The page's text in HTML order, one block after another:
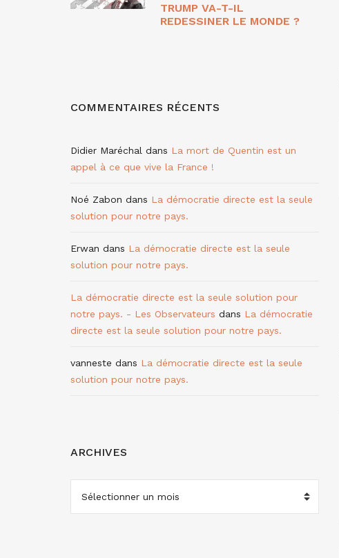
TRUMP VA-T-IL
REDESSINER LE MONDE ?
COMMENTAIRES RÉCENTS
Didier Maréchal dans La mort de Quentin est un
appel à ce que vive la France !
Noé Zabon dans La démocratie directe est la seule
solution pour notre pays.
Erwan dans La démocratie directe est la seule
solution pour notre pays.
La démocratie directe est la seule solution pour
notre pays. - Les Observateurs dans La démocratie
directe est la seule solution pour notre pays.
vanneste dans La démocratie directe est la seule
solution pour notre pays.
ARCHIVES
ARCHIVES